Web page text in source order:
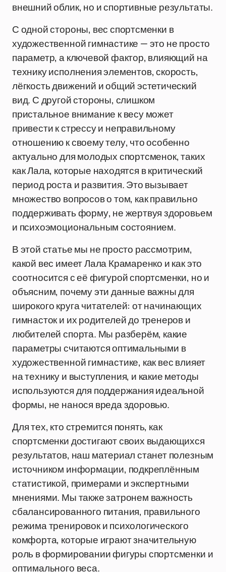
внешний облик, но и спортивные результаты.
С одной стороны, вес спортсменки в
художественной гимнастике — это не просто
параметр, а ключевой фактор, влияющий на
технику исполнения элементов, скорость,
лёгкость движений и общий эстетический
вид. С другой стороны, слишком
пристальное внимание к весу может
привести к стрессу и неправильному
отношению к своему телу, что особенно
актуально для молодых спортсменок, таких
как Лала, которые находятся в критический
период роста и развития. Это вызывает
множество вопросов о том, как правильно
поддерживать форму, не жертвуя здоровьем
и психоэмоциональным состоянием.
В этой статье мы не просто рассмотрим,
какой вес имеет Лала Крамаренко и как это
соотносится с её фигурой спортсменки, но и
объясним, почему эти данные важны для
широкого круга читателей: от начинающих
гимнасток и их родителей до тренеров и
любителей спорта. Мы разберём, какие
параметры считаются оптимальными в
художественной гимнастике, как вес влияет
на технику и выступления, и какие методы
используются для поддержания идеальной
формы, не нанося вреда здоровью.
Для тех, кто стремится понять, как
спортсменки достигают своих выдающихся
результатов, наш материал станет полезным
источником информации, подкреплённым
статистикой, примерами и экспертными
мнениями. Мы также затронем важность
сбалансированного питания, правильного
режима тренировок и психологического
комфорта, которые играют значительную
роль в формировании фигуры спортсменки и
оптимального веса.